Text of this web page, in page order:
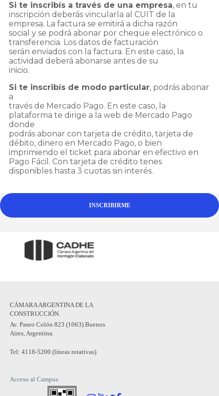
Si te inscribís a través de una empresa, en tu
inscripción deberás vincularla al CUIT de la
empresa. La factura se emitirá a dicha razón
social y se podrá abonar por cheque electrónico o
transferencia. Los datos de facturación
serán enviados con la factura. En este caso, la
actividad deberá abonarse antes de su
inicio.
Si te inscribís de modo particular, podrás abonar
a
través de Mercado Pago. En este caso, la
plataforma te dirige a la web de Mercado Pago
donde
podrás abonar con tarjeta de crédito, tarjeta de
débito, dinero en Mercado Pago, o bien
imprimiendo el ticket para abonar en efectivo en
Pago Fácil. Con tarjeta de crédito tenes
disponibles hasta 3 cuotas sin interés.
INSCRIBIRME
CÁMARA ARGENTINA DE LA
CONSTRUCCIÓN.
Av. Paseo Colón 823 (1063) Buenos
Aires, Argentina.
Tel: 4118-5200 (líneas rotativas)
Acceso al Campus